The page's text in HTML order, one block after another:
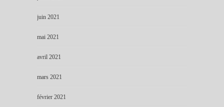
juin 2021
mai 2021
avril 2021
mars 2021
février 2021